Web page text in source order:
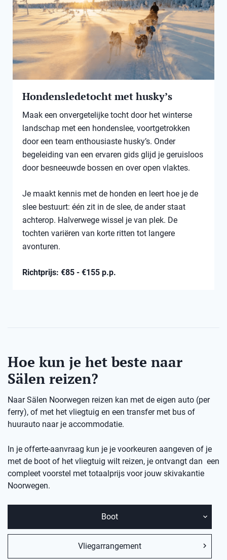
Hondensledetocht met husky’s
Maak een onvergetelijke tocht door het winterse
landschap met een hondenslee, voortgetrokken
door een team enthousiaste husky’s. Onder
begeleiding van een ervaren gids glijd je geruisloos
door besneeuwde bossen en over open vlaktes.
Je maakt kennis met de honden en leert hoe je de
slee bestuurt: één zit in de slee, de ander staat
achterop. Halverwege wissel je van plek. De
tochten variëren van korte ritten tot langere
avonturen.
Richtprijs: €85 - €155 p.p.
Hoe kun je het beste naar
Sälen reizen?
Naar Sälen Noorwegen reizen kan met de eigen auto (per
ferry), of met het vliegtuig en een transfer met bus of
huurauto naar je accommodatie.
In je offerte-aanvraag kun je je voorkeuren aangeven of je
met de boot of het vliegtuig wilt reizen, je ontvangt dan een
compleet voorstel met totaalprijs voor jouw skivakantie
Noorwegen.
Boot
Vliegarrangement